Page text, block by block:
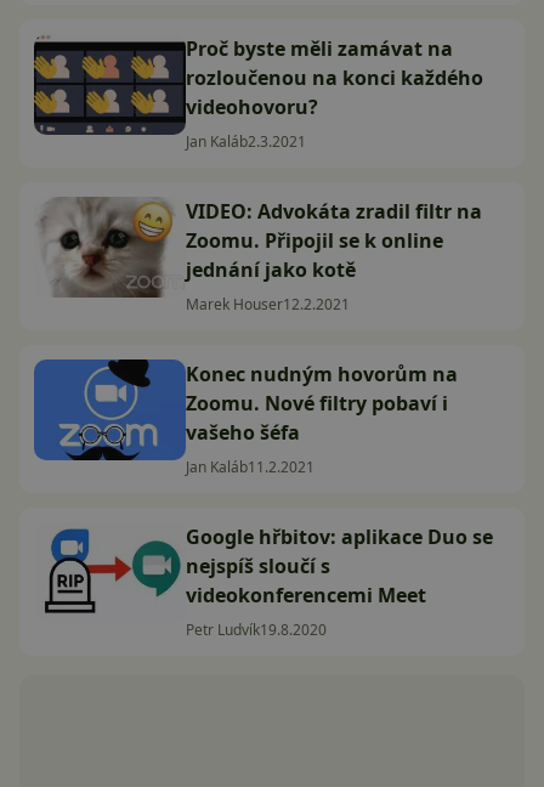
Proč byste měli zamávat na
rozloučenou na konci každého
videohovoru?
Jan Kaláb2.3.2021
VIDEO: Advokáta zradil filtr na
Zoomu. Připojil se k online
jednání jako kotě
Marek Houser12.2.2021
Konec nudným hovorům na
Zoomu. Nové filtry pobaví i
vašeho šéfa
Jan Kaláb11.2.2021
Google hřbitov: aplikace Duo se
nejspíš sloučí s
videokonferencemi Meet
Petr Ludvík19.8.2020